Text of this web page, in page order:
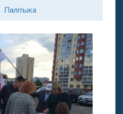
Палітыка